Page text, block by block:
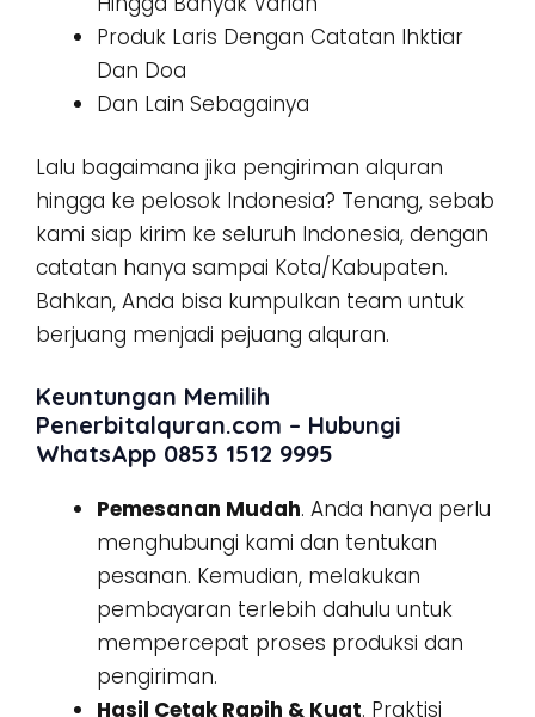
Produk Laris Dengan Catatan Ihktiar
Dan Doa
Dan Lain Sebagainya
Lalu bagaimana jika pengiriman alquran
hingga ke pelosok Indonesia? Tenang, sebab
kami siap kirim ke seluruh Indonesia, dengan
catatan hanya sampai Kota/Kabupaten.
Bahkan, Anda bisa kumpulkan team untuk
berjuang menjadi pejuang alquran.
Keuntungan Memilih
Penerbitalquran.com – Hubungi
WhatsApp 0853 1512 9995
Pemesanan Mudah. Anda hanya perlu
menghubungi kami dan tentukan
pesanan. Kemudian, melakukan
pembayaran terlebih dahulu untuk
mempercepat proses produksi dan
pengiriman.
Hasil Cetak Rapih & Kuat. Praktisi